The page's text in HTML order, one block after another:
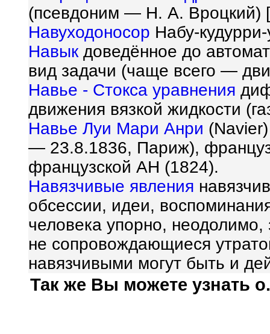
(псевдоним — Н. А. Вроцкий)
Навуходоносор Набу-
Навык доведённое до
вид задачи (чаще всего —
Навье - Стокса уравнения
движения вязкой жидкости
Навье Луи Мари Анри
— 23.8.1836, Париж),
французской АН (1824).
Навязчивые явления
обсессии, идеи,
человека упорно, неодолимо,
не сопровождающиеся
навязчивыми могут быть и
Так же Вы можете узнать